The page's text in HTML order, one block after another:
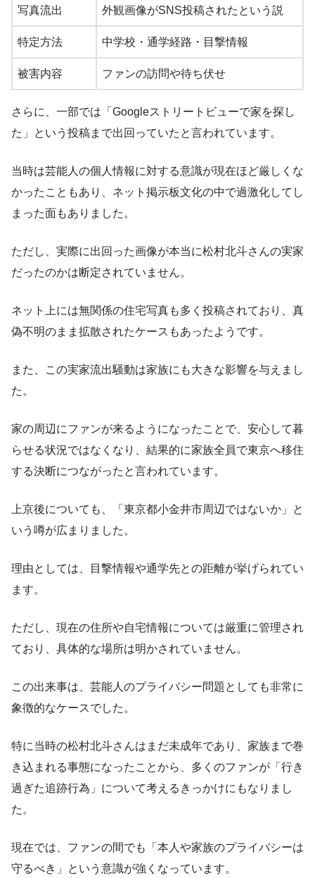
写真流出 外観画像がSNS投稿されたという説
特定方法 中学校・通学経路・目撃情報
被害内容 ファンの訪問や待ち伏せ
さらに、一部では「Googleストリートビューで家を探し
た」という投稿まで出回っていたと言われています。
当時は芸能人の個人情報に対する意識が現在ほど厳しくな
かったこともあり、ネット掲示板文化の中で過激化してし
まった面もありました。
ただし、実際に出回った画像が本当に松村北斗さんの実家
だったのかは断定されていません。
ネット上には無関係の住宅写真も多く投稿されており、真
偽不明のまま拡散されたケースもあったようです。
また、この実家流出騒動は家族にも大きな影響を与えまし
た。
家の周辺にファンが来るようになったことで、安心して暮
らせる状況ではなくなり、結果的に家族全員で東京へ移住
する決断につながったと言われています。
上京後についても、「東京都小金井市周辺ではないか」と
いう噂が広まりました。
理由としては、目撃情報や通学先との距離が挙げられてい
ます。
ただし、現在の住所や自宅情報については厳重に管理され
ており、具体的な場所は明かされていません。
この出来事は、芸能人のプライバシー問題としても非常に
象徴的なケースでした。
特に当時の松村北斗さんはまだ未成年であり、家族まで巻
き込まれる事態になったことから、多くのファンが「行き
過ぎた追跡行為」について考えるきっかけにもなりまし
た。
現在では、ファンの間でも「本人や家族のプライバシーは
守るべき」という意識が強くなっています。